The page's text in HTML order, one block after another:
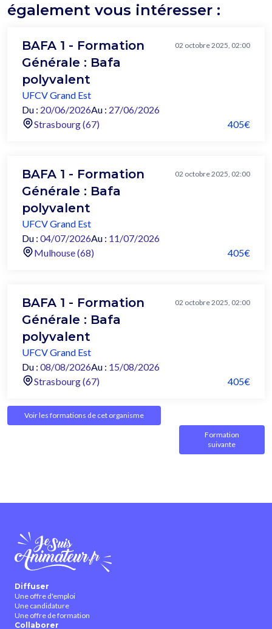
également vous intéresser :
BAFA 1 - Formation
Générale : Bafa
polyvalent
02 octobre 2025, 02:00
UFCV Grand Est
Du : 20/06/2026Au : 27/06/2026
Strasbourg (67)
405€
BAFA 1 - Formation
Générale : Bafa
polyvalent
02 octobre 2025, 02:00
UFCV Grand Est
Du : 04/07/2026Au : 11/07/2026
Mulhouse (68)
405€
BAFA 1 - Formation
Générale : Bafa
polyvalent
02 octobre 2025, 02:00
UFCV Grand Est
Du : 08/08/2026Au : 15/08/2026
Strasbourg (67)
405€
Voir les formations de cet organisme
Formation
suivante
Diffuser
Une offre d'emploi
Une candidature
Une offre de formation
Collaborer